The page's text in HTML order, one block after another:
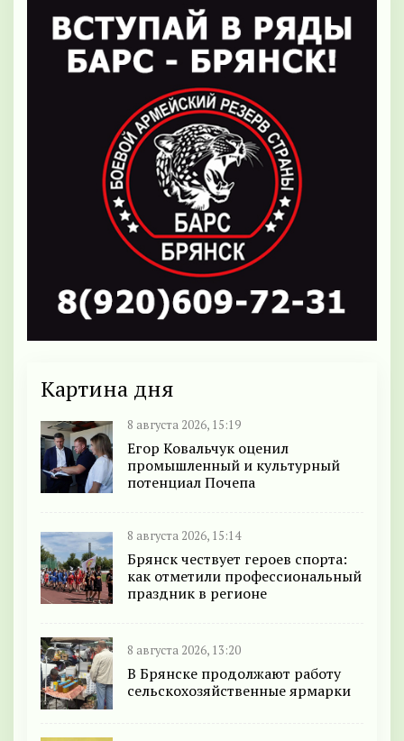
Картина дня
8 августа 2026, 15:19
Егор Ковальчук оценил
промышленный и культурный
потенциал Почепа
8 августа 2026, 15:14
Брянск чествует героев спорта:
как отметили профессиональный
праздник в регионе
8 августа 2026, 13:20
В Брянске продолжают работу
сельскохозяйственные ярмарки